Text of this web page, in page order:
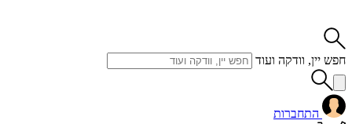
חפש יין, וודקה ועוד
התחברות